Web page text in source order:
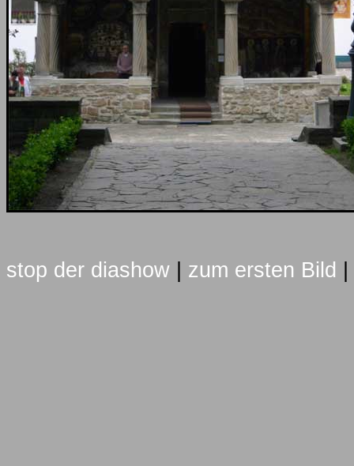
stop der diashow zum ersten Bild